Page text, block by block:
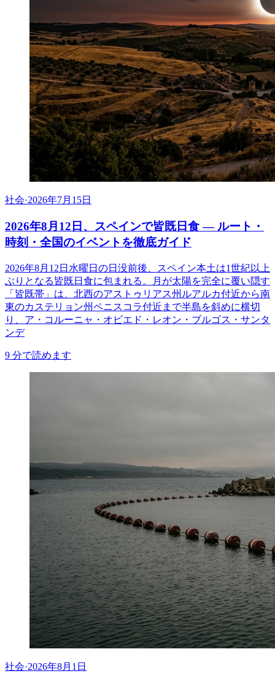
社会·2026年7月15日
2026年8月12日、スペインで皆既日食 ― ルート・
時刻・全国のイベントを徹底ガイド
2026年8月12日水曜日の日没前後、スペイン本土は1世紀以上
ぶりとなる皆既日食に包まれる。月が太陽を完全に覆い隠す
「皆既帯」は、北西のアストゥリアス州ルアルカ付近から南
東のカステリョン州ペニスコラ付近まで半島を斜めに横切
り、ア・コルーニャ・オビエド・レオン・ブルゴス・サンタ
ンデ
9 分で読めます
社会·2026年8月1日